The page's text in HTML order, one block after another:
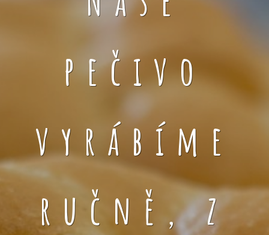
pečivo
vyrábíme
ručně, z